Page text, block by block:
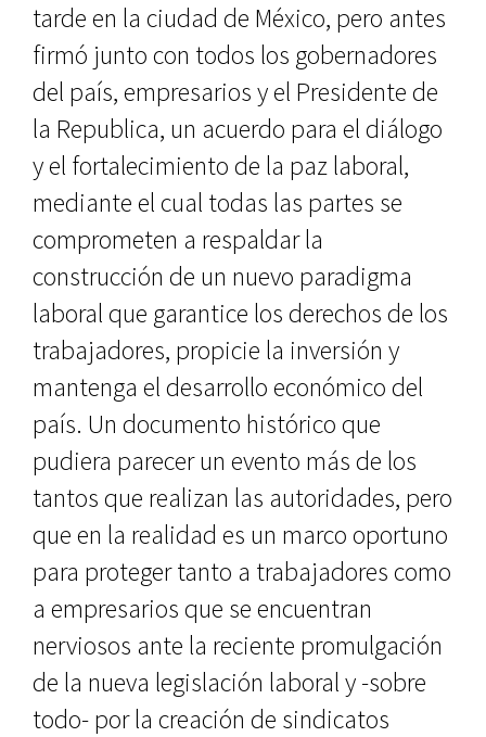
tarde en la ciudad de México, pero antes
firmó junto con todos los gobernadores
del país, empresarios y el Presidente de
la Republica, un acuerdo para el diálogo
y el fortalecimiento de la paz laboral,
mediante el cual todas las partes se
comprometen a respaldar la
construcción de un nuevo paradigma
laboral que garantice los derechos de los
trabajadores, propicie la inversión y
mantenga el desarrollo económico del
país. Un documento histórico que
pudiera parecer un evento más de los
tantos que realizan las autoridades, pero
que en la realidad es un marco oportuno
para proteger tanto a trabajadores como
a empresarios que se encuentran
nerviosos ante la reciente promulgación
de la nueva legislación laboral y -sobre
todo- por la creación de sindicatos